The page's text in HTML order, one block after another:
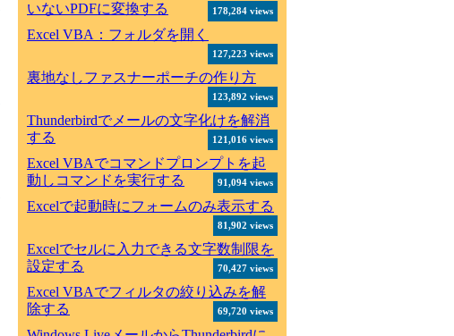
いないPDFに変換する
178,284 views
Excel VBA：フォルダを開く
127,223 views
裏地なしファスナーポーチの作り方
123,892 views
Thunderbirdでメールの文字化けを解消
する
121,016 views
Excel VBAでコマンドプロンプトを起
動しコマンドを実行する
91,094 views
Excelで起動時にフォームのみ表示する
81,902 views
Excelでセルに入力できる文字数制限を
設定する
70,427 views
Excel VBAでフィルタの絞り込みを解
除する
69,720 views